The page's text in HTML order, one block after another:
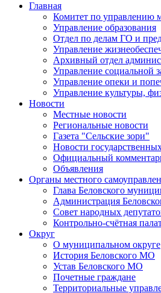
Главная
Комитет по управлению
Управление образования
Отдел по делам ГО и
Управление
Архивный отдел
Управление социальной
Управление опеки и
Управление культуры,
Новости
Местные новости
Региональные новости
Газета "Сельские зори"
Новости
Официальный
Объявления
Органы местного
Глава Беловского
Администрация
Совет народных
Контрольно-счётная
Округ
О муниципальном округе
История Беловского МО
Устав Беловского МО
Почетные граждане
Территориальные